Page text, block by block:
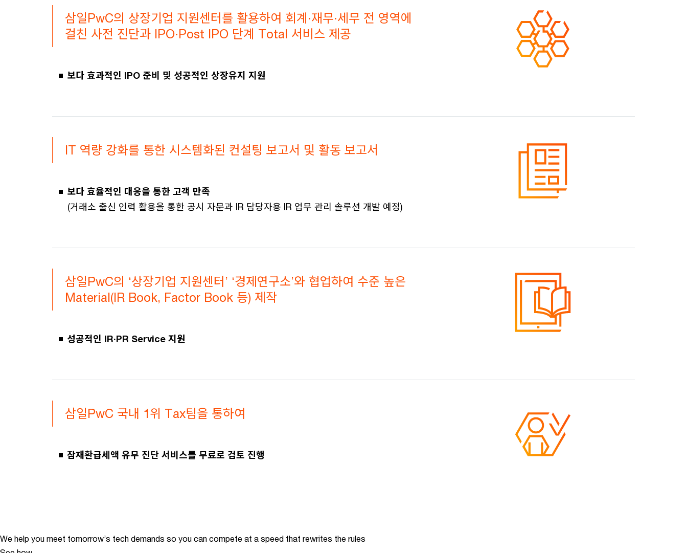
삼일PwC의 상장기업 지원센터를 활용하여 회계·재무·세무 전 영역에
걸친 사전 진단과 IPO·Post IPO 단계 Total 서비스 제공
보다 효과적인 IPO 준비 및 성공적인 상장유지 지원
IT 역량 강화를 통한 시스템화된 컨설팅 보고서 및 활동 보고서
보다 효율적인 대응을 통한 고객 만족
(거래소 출신 인력 활용을 통한 공시 자문과 IR 담당자용 IR 업무 관리 솔루션 개발 예정)
삼일PwC의 ‘상장기업 지원센터’ ‘경제연구소’와 협업하여 수준 높은
Material(IR Book, Factor Book 등) 제작
성공적인 IR·PR Service 지원
삼일PwC 국내 1위 Tax팀을 통하여
잠재환급세액 유무 진단 서비스를 무료로 검토 진행
We help you meet tomorrow’s tech demands so you can compete at a speed that rewrites the rules